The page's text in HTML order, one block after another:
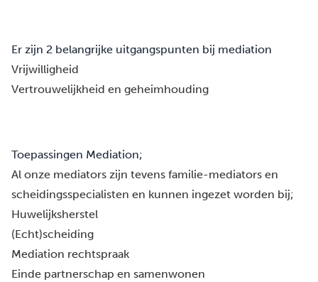
Er zijn 2 belangrijke uitgangspunten bij mediation
Vrijwilligheid
Vertrouwelijkheid en geheimhouding
Toepassingen Mediation;
Al onze mediators zijn tevens familie-mediators en
scheidingsspecialisten en kunnen ingezet worden bij;
Huwelijksherstel
(Echt)scheiding
Mediation rechtspraak
Einde partnerschap en samenwonen